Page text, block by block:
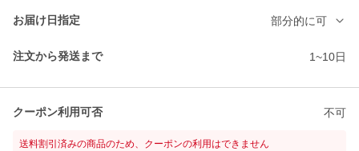
お届け日指定 部分的に可
注文から発送まで 1~10日
クーポン利用可否 不可
送料割引済みの商品のため、クーポンの利用はできません